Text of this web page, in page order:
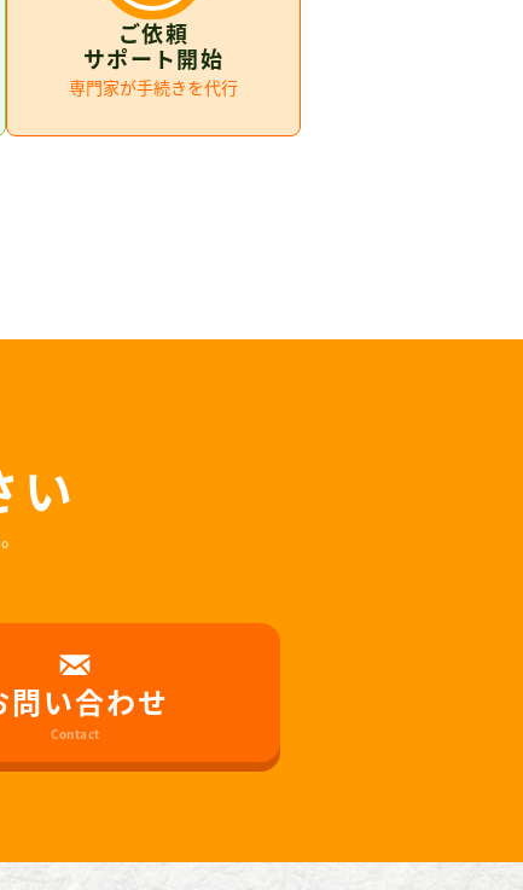
ご依頼
サポート開始
専門家が手続きを代行
い
問い合わせ
Contact